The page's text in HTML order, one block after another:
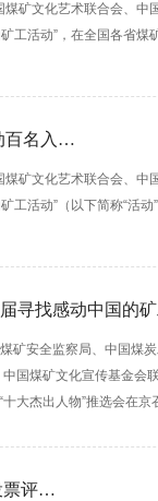
矿文化艺术联合会、
工活动”，在全国各省
百名入…
矿文化艺术联合会、
工活动”（以下简称“活
寻找感动中国的
矿安全监察局、中国煤
国煤矿文化宣传基金会
十大杰出人物”推选会在京
票评…